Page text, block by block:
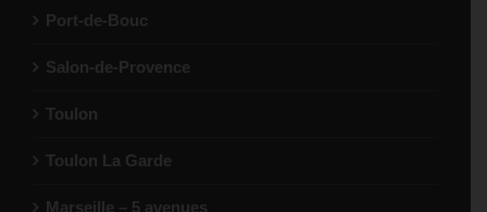
Port-de-Bouc
Salon-de-Provence
Toulon
Toulon La Garde
Marseille – 5 avenues